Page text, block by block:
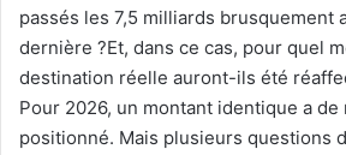
passés les 7,5 milliards brusquement
dernière ?Et, dans ce cas, pour quel
destination réelle auront-ils été
Pour 2026, un montant identique a de
positionné. Mais plusieurs questions